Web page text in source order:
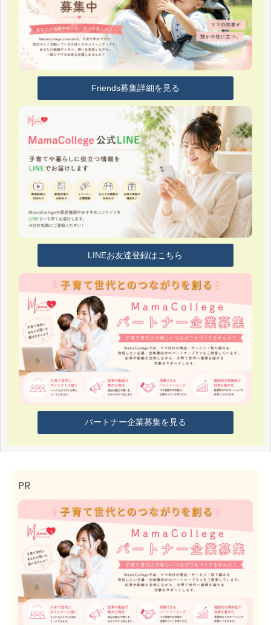
Friends募集詳細を見る
LINEお友達登録はこちら
パートナー企業募集を見る
PR